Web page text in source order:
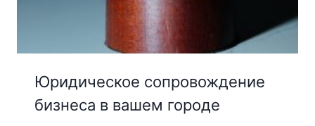
Юридическое сопровождение
бизнеса в вашем городе